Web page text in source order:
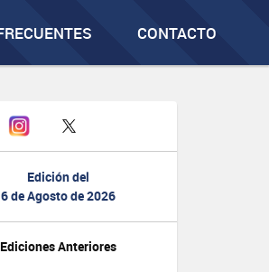
CONTACTO
Edición del
6 de Agosto de 2026
Ediciones Anteriores